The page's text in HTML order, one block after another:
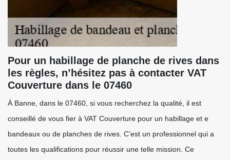
Pour un habillage de planche de rives dans
les règles, n’hésitez pas à contacter VAT
Couverture dans le 07460
À Banne, dans le 07460, si vous recherchez la qualité, il est
conseillé de vous fier à VAT Couverture pour un habillage et e
bandeaux ou de planches de rives. C’est un professionnel qui a
toutes les qualifications pour réussir une telle mission. Ce